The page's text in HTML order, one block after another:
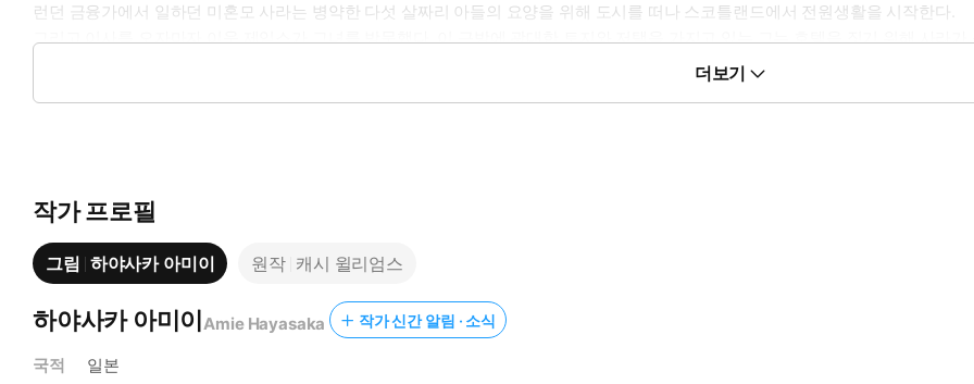
런던 금융가에서 일하던 미혼모 사라는 병약한 다섯 살짜리 아들의 요양을 위해 도시를 떠나 스코틀랜드에서 전원생활을 시작한다.
그리고 이사를 오자마자 이웃 제임스가 그녀를 방문했다. 이 근방에 광대한 토지와 저택을 가지고 있는 그는 호텔을 짓기 위해 사라
그러나 과거에 겪었던 고통스러운 경험 때문에 남자를 믿지 못하는 사라는, 제임스 역시 차갑게 대하며 쫓아낸다.
더보기
작가 프로필
그림 하야사카 아미이 원작 캐시 윌리엄스
하야사카 아미이Amie Hayasaka 작가 신간 알림 · 소식
국적 일본